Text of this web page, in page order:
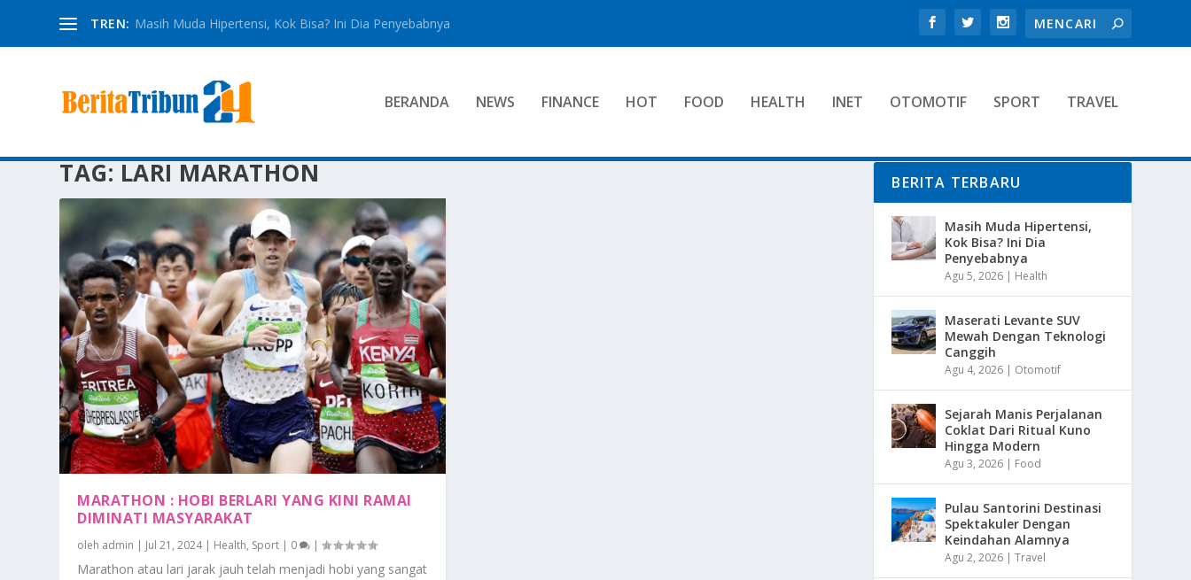
TREN: Masih Muda Hipertensi, Kok Bisa? Ini Dia Penyebabnya
BERANDA NEWS FINANCE HOT FOOD HEALTH INET OTOMOTIF SPORT TRAVEL
TAG: LARI MARATHON
MARATHON : HOBI BERLARI YANG KINI RAMAI
DIMINATI MASYARAKAT
oleh admin | Jul 21, 2024| Health, Sport | 0 |
Marathon atau lari jarak jauh telah menjadi hobi yang sangat
BERITA TERBARU
Masih Muda Hipertensi,
Kok Bisa? Ini Dia
Penyebabnya
Agu 5, 2026 | Health
Maserati Levante SUV
Mewah Dengan Teknologi
Canggih
Agu 4, 2026 | Otomotif
Sejarah Manis Perjalanan
Coklat Dari Ritual Kuno
Hingga Modern
Agu 3, 2026 | Food
Pulau Santorini Destinasi
Spektakuler Dengan
Keindahan Alamnya
Agu 2, 2026 |Travel